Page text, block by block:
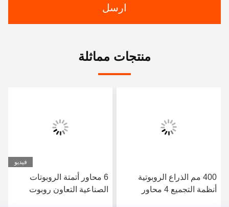
ارسل
منتجات مماثلة
400 مم الذراع الروبوتية
أنظمة التجميع 4 محاور
فيديو
6 محاور أتمتة الروبوتات
الصناعية التعاون روبوت